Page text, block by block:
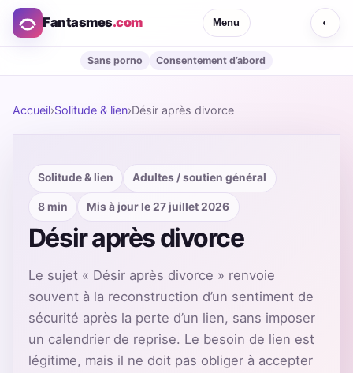
Fantasmes.com Menu ◐
Sans porno Consentement d’abord
Accueil›Solitude & lien›Désir après divorce
Solitude & lien Adultes / soutien général
8 min Mis à jour le 27 juillet 2026
Désir après divorce
Le sujet « Désir après divorce » renvoie
souvent à la reconstruction d’un sentiment de
sécurité après la perte d’un lien, sans imposer
un calendrier de reprise. Le besoin de lien est
légitime, mais il ne doit pas obliger à accepter